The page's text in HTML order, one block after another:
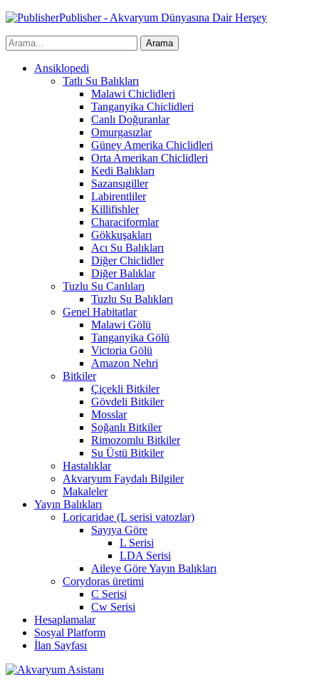
Publisher - Akvaryum Dünyasına Dair Herşey
Ansiklopedi
Tatlı Su Balıkları
Malawi Chiclidleri
Tanganyika Chiclidleri
Canlı Doğuranlar
Omurgasızlar
Güney Amerika Chiclidleri
Orta Amerikan Chiclidleri
Kedi Balıkları
Sazansıgiller
Labirentliler
Killifishler
Characiformlar
Gökkuşakları
Acı Su Balıkları
Diğer Chiclidler
Diğer Balıklar
Tuzlu Su Canlıları
Tuzlu Su Balıkları
Genel Habitatlar
Malawi Gölü
Tanganyika Gölü
Victoria Gölü
Amazon Nehri
Bitkiler
Çiçekli Bitkiler
Gövdeli Bitkiler
Mosslar
Soğanlı Bitkiler
Rimozomlu Bitkiler
Su Üstü Bitkiler
Hastalıklar
Akvaryum Faydalı Bilgiler
Makaleler
Yayın Balıkları
Loricaridae (L serisi vatozlar)
Sayıya Göre
L Serisi
LDA Serisi
Aileye Göre Yayın Balıkları
Corydoras üretimi
C Serisi
Cw Serisi
Hesaplamalar
Sosyal Platform
İlan Sayfası